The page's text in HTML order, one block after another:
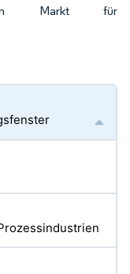
Markt für